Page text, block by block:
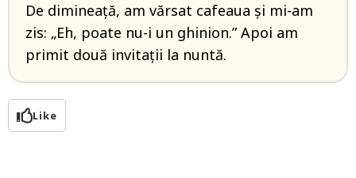
De dimineață, am vărsat cafeaua și mi-am
zis: „Eh, poate nu-i un ghinion.” Apoi am
primit două invitații la nuntă.
Like